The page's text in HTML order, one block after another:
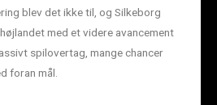
blev det ikke til, og Silkeborg
med et videre avancement
spilovertag, mange chancer
foran mål.